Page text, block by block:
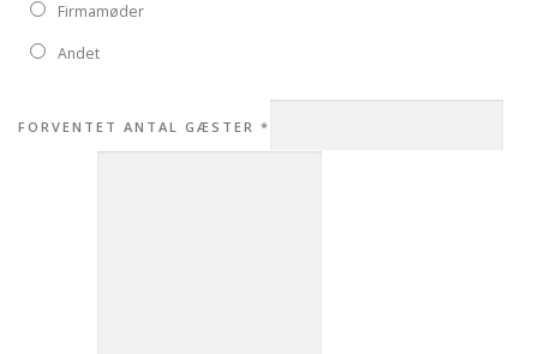
Firmamøder
Andet
FORVENTET ANTAL GÆSTER *